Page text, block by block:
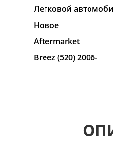
Легковой
Hовое
Aftermarket
Breez (520) 2006-